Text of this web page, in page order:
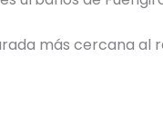
más cercana al